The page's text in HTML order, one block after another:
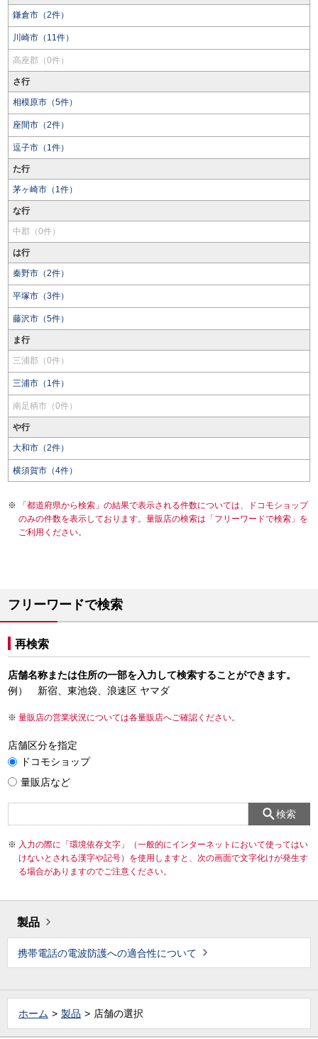
鎌倉市（2件）
川崎市（11件）
高座郡（0件）
さ行
相模原市（5件）
座間市（2件）
逗子市（1件）
た行
茅ヶ崎市（1件）
な行
中郡（0件）
は行
秦野市（2件）
平塚市（3件）
藤沢市（5件）
ま行
三浦郡（0件）
三浦市（1件）
南足柄市（0件）
や行
大和市（2件）
横須賀市（4件）
「都道府県から検索」の結果で表示される件数については、ドコモショップ
のみの件数を表示しております。量販店の検索は「フリーワードで検索」を
ご利用ください。
フリーワードで検索
再検索
店舗名称または住所の一部を入力して検索することができます。
例） 新宿、東池袋、浪速区 ヤマダ
量販店の営業状況については各量販店へご確認ください。
店舗区分を指定
ドコモショップ
量販店など
検索
入力の際に「環境依存文字」（一般的にインターネットにおいて使ってはい
けないとされる漢字や記号）を使用しますと、次の画面で文字化けが発生す
る場合がありますのでご注意ください。
製品
携帯電話の電波防護への適合性について
ホーム 製品 店舗の選択